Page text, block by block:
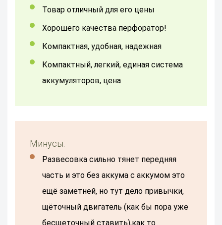
Товар отличный для его цены
Хорошего качества перфоратор!
компактная, удобная, надежная
Компактный, легкий, единая система
аккумуляторов, цена
Минусы:
Развесовка сильно тянет передняя
часть и это без аккума с аккумом это
ещё заметней, но тут дело привычки,
щёточный двигатель (как бы пора уже
бесщеточный ставить),как то